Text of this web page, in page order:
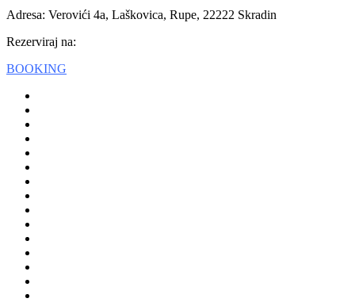
Adresa: Verovići 4a, Laškovica, Rupe, 22222 Skradin
Rezerviraj na:
BOOKING